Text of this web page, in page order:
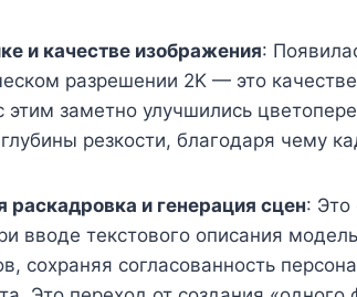
и качестве изображения:
разрешении 2K — это
заметно улучшились
резкости, благодаря чему
раскадровка и генерация сцен: Это
вводе текстового описания
сохраняя согласованность